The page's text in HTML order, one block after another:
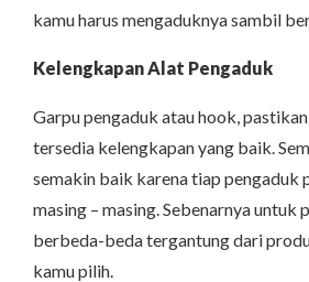
kamu harus mengaduknya sambil
Kelengkapan Alat Pengaduk
Garpu pengaduk atau hook,
tersedia kelengkapan yang baik.
semakin baik karena tiap pengaduk
masing – masing. Sebenarnya untuk
berbeda-beda tergantung dari
kamu pilih.